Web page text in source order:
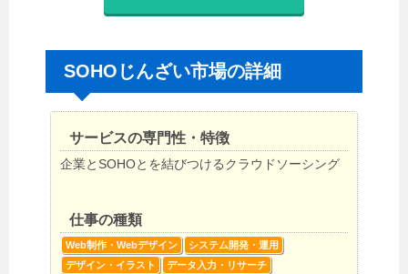
SOHOじんざい市場の詳細
サービスの専門性・特徴
企業とSOHOとを結びつけるクラウドソーシング
仕事の種類
Web制作・Webデザイン
システム開発・運用
デザイン・イラスト
データ入力・リサーチ